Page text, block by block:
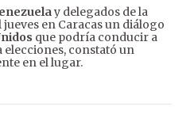
y delegados de la
en Caracas un diálogo
que podría conducir a
constató un
en el lugar.